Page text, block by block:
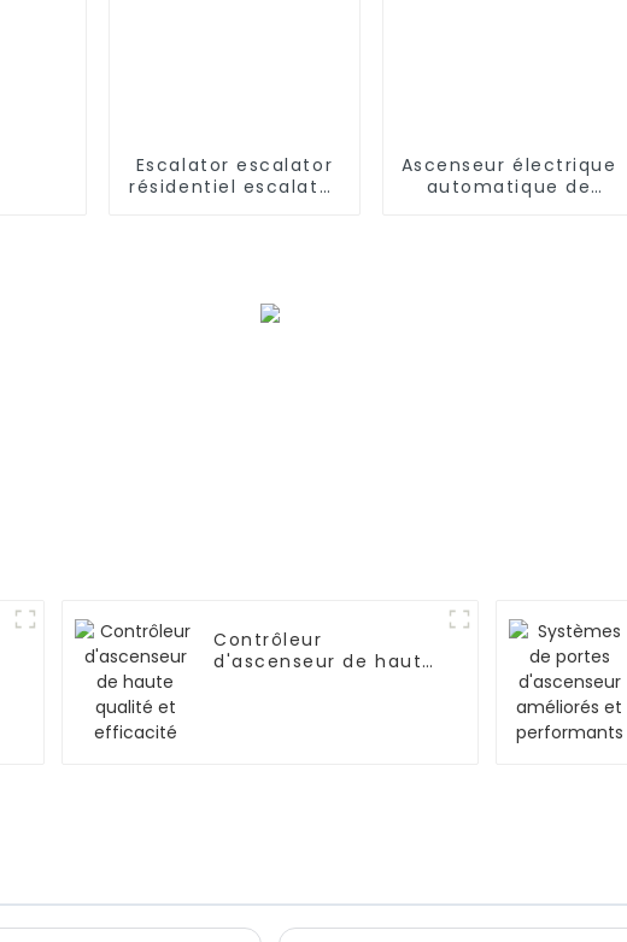
Escalator escalator
résidentiel escalator
Ascenseur électrique
automatique de
Contrôleur
d'ascenseur de haute